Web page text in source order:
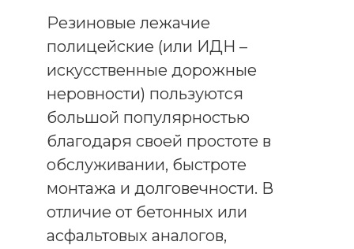
Резиновые лежачие
полицейские (или ИДН –
искусственные дорожные
неровности) пользуются
большой популярностью
благодаря своей простоте в
обслуживании, быстроте
монтажа и долговечности. В
отличие от бетонных или
асфальтовых аналогов,